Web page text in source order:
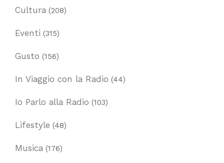
Cultura (208)
Eventi (315)
Gusto (156)
In Viaggio con la Radio (44)
Io Parlo alla Radio (103)
Lifestyle (48)
Musica (176)